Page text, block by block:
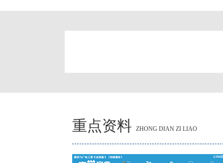
重点资料 ZHONG DIAN ZI LIAO